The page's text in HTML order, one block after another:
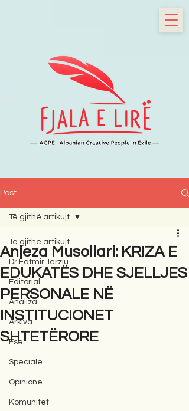
Post
Të gjithë artikujt
Dr Fatmir Terziu
Editorial
Analiza
Arkiva
Ese
Speciale
Opinione
Komunitet
Të gjithë artikujt
Anjeza Musollari: KRIZA E
EDUKATËS DHE SJELLJES
PERSONALE NË
INSTITUCIONET
SHTETËRORE